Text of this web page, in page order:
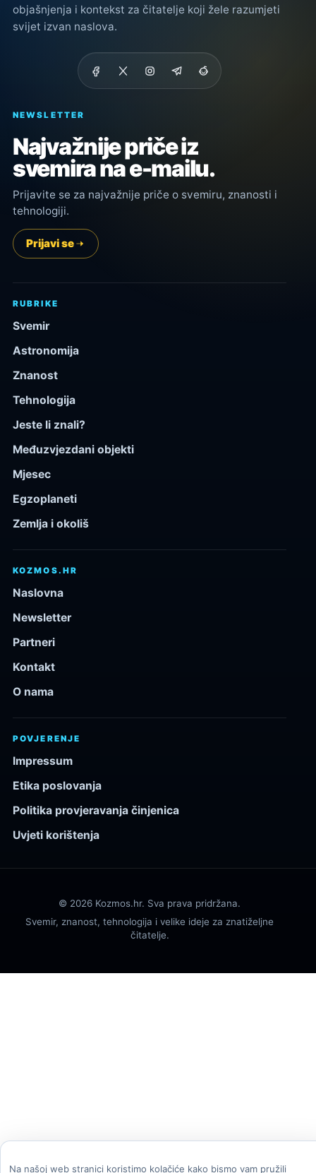
objašnjenja i kontekst za čitatelje koji žele razumjeti
svijet izvan naslova.
NEWSLETTER
Najvažnije priče iz
svemira na e-mailu.
Prijavite se za najvažnije priče o svemiru, znanosti i
tehnologiji.
Prijavi se
RUBRIKE
Svemir
Astronomija
Znanost
Tehnologija
Jeste li znali?
Međuzvjezdani objekti
Mjesec
Egzoplaneti
Zemlja i okoliš
KOZMOS.HR
Naslovna
Newsletter
Partneri
Kontakt
O nama
POVJERENJE
Impressum
Etika poslovanja
Politika provjeravanja činjenica
Uvjeti korištenja
© 2026 Kozmos.hr. Sva prava pridržana.
Svemir, znanost, tehnologija i velike ideje za znatiželjne
čitatelje.
Na našoj web stranici koristimo kolačiće kako bismo vam pružili